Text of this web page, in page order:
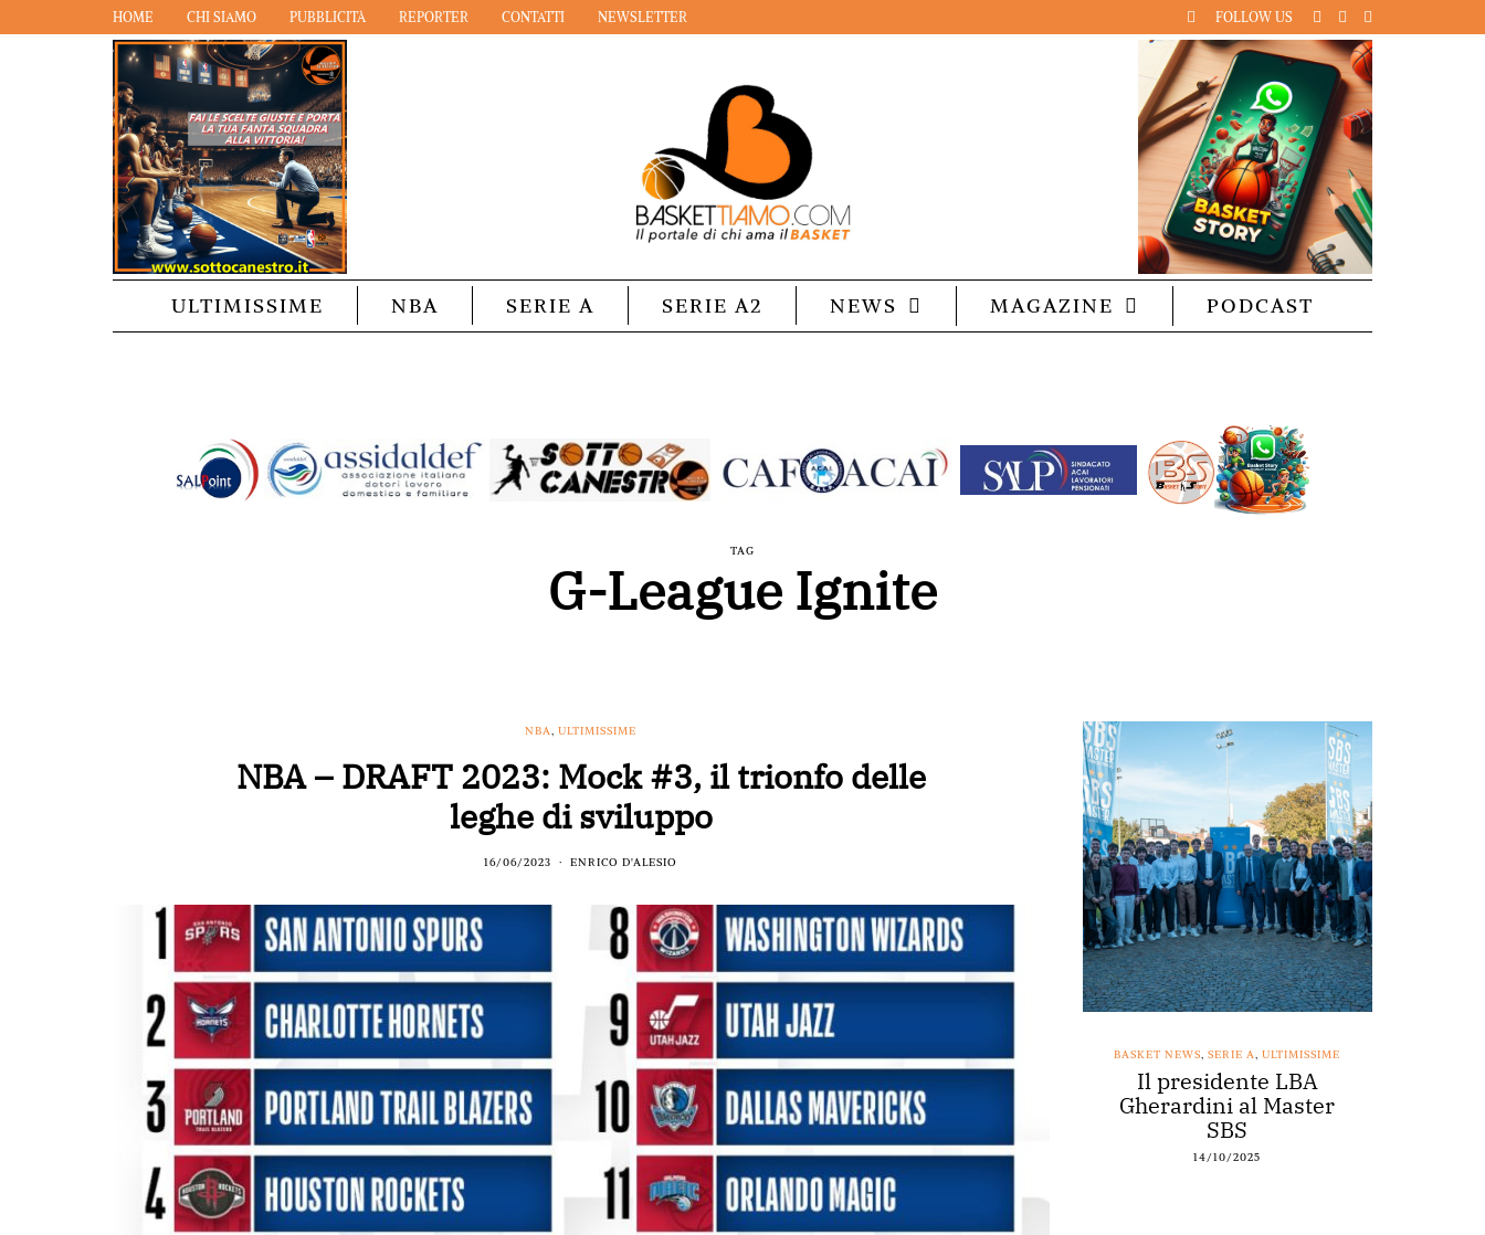
HOME CHI SIAMO PUBBLICITÀ REPORTER CONTATTI NEWSLETTER FOLLOW US
ULTIMISSIME NBA SERIE A SERIE A2 NEWS MAGAZINE PODCAST
TAG
G-League Ignite
NBA,ULTIMISSIME
NBA – DRAFT 2023: Mock #3, il trionfo delle
leghe di sviluppo
16/06/2023 ENRICO D'ALESIO
BASKET TORINO,BENEDETTO XIV CENTO,
BERGAMO BASKET 2014,FORLÌ
PALLACANESTRO 2.015,FORTITUDO BOLOGNA,
NEW BASKET BRINDISI
PISTOIA BASKET,
ROSETO
,SCAFATI BASKET 1969,SCALIGERA
BASKET VERONA,SCANDONE AVELLINO,SERIE
URANIA MILANO VUELLE PESARO
Serie A2, le protagoniste
della stagione 2025-26
BASKET NEWS,ULTIMISSIME
Alla Roig Arena di
Valencia arriva «The
Eye»
14/07/2025
BASKET NEWS,ULTIMISSIME
Piazza Paci a canestro
con un’opera d’arte a
cielo aperto
17/06/2026
BASKET NEWS,SERIE A,ULTIMISSIME
Il presidente LBA
Gherardini al Master
SBS
14/10/2025